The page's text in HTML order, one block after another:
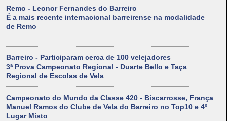
Remo - Leonor Fernandes do Barreiro
É a mais recente internacional barreirense na modalidade
de Remo
Barreiro - Participaram cerca de 100 velejadores
3ª Prova Campeonato Regional - Duarte Bello e Taça
Regional de Escolas de Vela
Campeonato do Mundo da Classe 420 - Biscarrosse, França
Manuel Ramos do Clube de Vela do Barreiro no Top10 e 4º
Lugar Misto